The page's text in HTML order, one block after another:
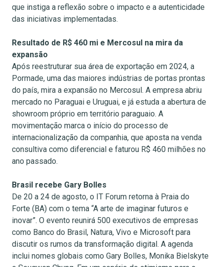
que instiga a reflexão sobre o impacto e a autenticidade
das iniciativas implementadas.
Resultado de R$ 460 mi e Mercosul na mira da
expansão
Após reestruturar sua área de exportação em 2024, a
Pormade, uma das maiores indústrias de portas prontas
do país, mira a expansão no Mercosul. A empresa abriu
mercado no Paraguai e Uruguai, e já estuda a abertura de
showroom próprio em território paraguaio. A
movimentação marca o início do processo de
internacionalização da companhia, que aposta na venda
consultiva como diferencial e faturou R$ 460 milhões no
ano passado.
Brasil recebe Gary Bolles
De 20 a 24 de agosto, o IT Forum retorna à Praia do
Forte (BA) com o tema “A arte de imaginar futuros e
inovar”. O evento reunirá 500 executivos de empresas
como Banco do Brasil, Natura, Vivo e Microsoft para
discutir os rumos da transformação digital. A agenda
inclui nomes globais como Gary Bolles, Monika Bielskyte